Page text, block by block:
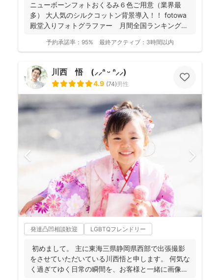
ニューボーンフォトおくるみ６色ご用意（業界最
多） 大人気のシルクコットン背景導入！！ fotowa
殿堂入りフォトグラファー 月間全国ランキング１
予約承諾率： 95% 最終アクティブ： 3時間以内
川西 悟 (⸝⸝ᐢ ᵕ ᐢ⸝⸝)
4.9 (74)男性
発達凸凹相談歓迎 LGBTQフレンドリー
初めまして。 主に東海三県静岡県西部で出張撮影
をさせていただいている川西悟と申します。 何気な
く過ぎてゆく日常の瞬間を、お客様と一緒に画像と